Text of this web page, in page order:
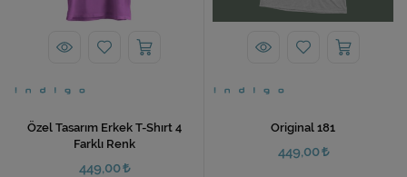
Özel Tasarım Erkek T-Shırt 4
Farklı Renk
449,00
Original 181
449,00